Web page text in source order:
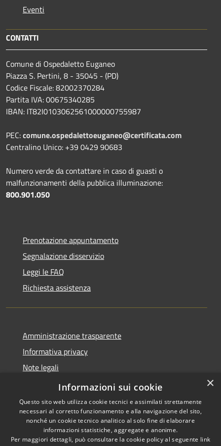
Eventi
CONTATTI
Comune di Ospedaletto Euganeo
Piazza S. Pertini, 8 - 35045 - (PD)
Codice Fiscale: 82002370284
Partita IVA: 00675340285
IBAN: IT82I0103062561000000755987
PEC:comune.ospedalettoeuganeo@certificata.com
Centralino Unico: +39 0429 90683
Numero verde da contattare in caso di guasti o
malfunzionamenti della pubblica illuminazione:
800.901.050
Prenotazione appuntamento
Segnalazione disservizio
Leggi le FAQ
Richiesta assistenza
Amministrazione trasparente
Informativa privacy
Note legali
Dichiarazione di accessibilità
Copyright © 2026 • Comune di
×
Informazioni sui cookie
Questo sito web utilizza cookie tecnici e assimilati strettamente
necessari al corretto funzionamento e alla navigazione del sito,
nonché un cookie tecnico analitico al solo fine di elaborare
informazioni statistiche, aggregate e anonime.
Per maggiori dettagli, può consultare la cookie policy al seguente link